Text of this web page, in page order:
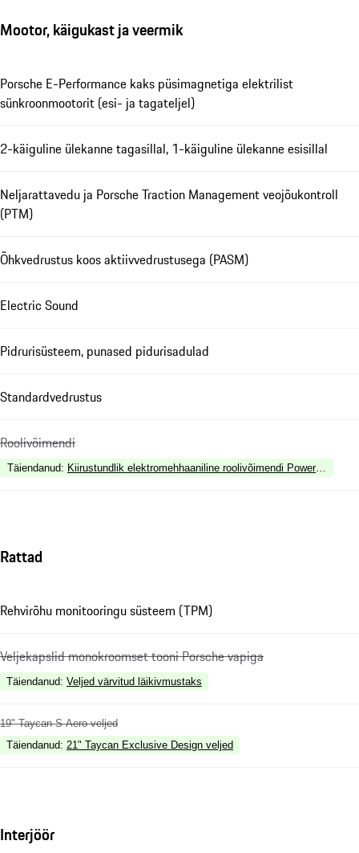
Mootor, käigukast ja veermik
Porsche E-Performance kaks püsimagnetiga elektrilist
sünkroonmootorit (esi- ja tagateljel)
2-käiguline ülekanne tagasillal, 1-käiguline ülekanne esisillal
Neljarattavedu ja Porsche Traction Management veojõukontroll
(PTM)
Õhkvedrustus koos aktiivvedrustusega (PASM)
Electric Sound
Pidrurisüsteem, punased pidurisadulad
Standardvedrustus
Roolivõimendi
Täiendanud: Kiirustundlik elektromehhaaniline roolivõimendi Power
Rattad
Rehvirõhu monitooringu süsteem (TPM)
Veljekapslid monokroomset tooni Porsche vapiga
Täiendanud: Veljed värvitud läikivmustaks
19" Taycan S Aero veljed
Täiendanud: 21" Taycan Exclusive Design veljed
Interjöör